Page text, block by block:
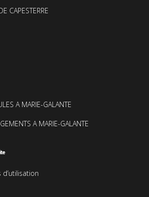
CAPESTERRE
A MARIE-GALANTE
A MARIE-GALANTE